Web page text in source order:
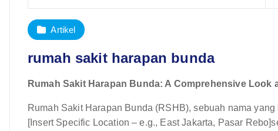
Artikel
rumah sakit harapan bunda
Rumah Sakit Harapan Bunda: A Comprehensive Look
Rumah Sakit Harapan Bunda (RSHB), sebuah nama
[Insert Specific Location – e.g., East Jakarta, Pasar